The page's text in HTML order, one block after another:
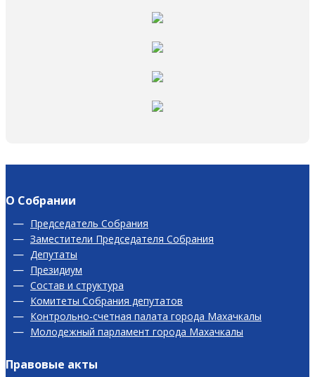
О Собрании
Председатель Собрания
Заместители Председателя Собрания
Депутаты
Президиум
Состав и структура
Комитеты Собрания депутатов
Контрольно-счетная палата города Махачкалы
Молодежный парламент города Махачкалы
Правовые акты